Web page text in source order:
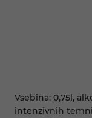
Vsebina: 0,75l,
intenzivnih